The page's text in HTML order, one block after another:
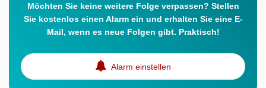
Möchten Sie keine weitere Folge verpassen? Stellen
Sie kostenlos einen Alarm ein und erhalten Sie eine E-
Mail, wenn es neue Folgen gibt. Praktisch!
Alarm einstellen